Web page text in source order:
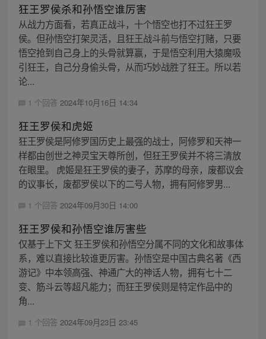
狂王罗侯杀和孙悟空谁厉害
从战力方面看，若真正战斗，十个悟空也打不过狂王罗
侯。但孙悟空打架灵活，且狂王战斗前与悟空打赌，只要
悟空抢到自己身上的头骨就算赢，于是悟空利用大猿魔吸
引狂王，自己分身偷头骨，从而巧妙战胜了狂王。所以若
论...
1 个回答 2024年10月16日 14:34
狂王罗侯和虎姬
狂王罗侯是阿修罗国历史上最强的战士，阿修罗和天神一
样都由创世之神灵宝天尊所创，但狂王罗侯并不将三清放
在眼里。 虎姬是狂王罗侯的妻子，苏摩的母亲，废都议会
的议事长，废都罗侯以下的二号人物，拥有阿修罗男...
1 个回答 2024年09月30日 14:00
狂王罗侯和孙悟空谁厉害些
仅基于上下文 狂王罗侯和孙悟空分属不同的文化和故事体
系，难以直接比较谁更厉害。孙悟空是中国古典名著《西
游记》中本领高强、神通广大的神话人物，拥有七十二
变、筋斗云等超凡能力；而狂王罗侯则是特定作品中的
角...
1 个回答 2024年09月23日 23:45